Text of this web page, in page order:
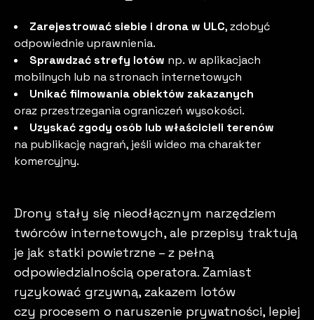
Zarejestrować siebie i drona w ULC, zdobyć
odpowiednie uprawnienia.
Sprawdzać strefy lotów np. w aplikacjach
mobilnych lub na stronach internetowych
Unikać filmowania obiektów zakazanych
oraz przestrzegania ograniczeń wysokości.
Uzyskać zgody osób lub właścicieli terenów
na publikację nagrań, jeśli wideo ma charakter
komercyjny.
Drony stały się nieodłącznym narzędziem
twórców internetowych, ale przepisy traktują
je jak statki powietrzne – z pełną
odpowiedzialnością operatora. Zamiast
ryzykować grzywną, zakazem lotów
czy procesem o naruszenie prywatności, lepiej